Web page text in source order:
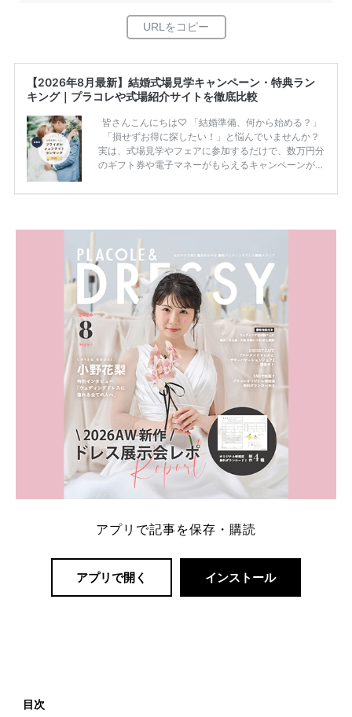
【2026年8月最新】結婚式場見学キャンペーン・特典ラン
キング｜プラコレや式場紹介サイトを徹底比較
皆さんこんにちは♡ 「結婚準備、何から始める？」
「損せずお得に探したい！」と悩んでいませんか？
実は、式場見学やフェアに参加するだけで、数万円分
のギフト券や電子マネーがもらえるキャンペーンがあ
ため、比較せずに選ぶと損をしてしまうことも……。
内容：特典金額・条件・応募方法・注意点 「どこが
一番お得？」「プラコレの特典は？」といった疑問も
解決します。 まずは診断で候補を絞れる「ウェディ
ング診断」か、体験型 […]
続きを読む
アプリで記事を保存・購読
アプリで開く インストール
目次